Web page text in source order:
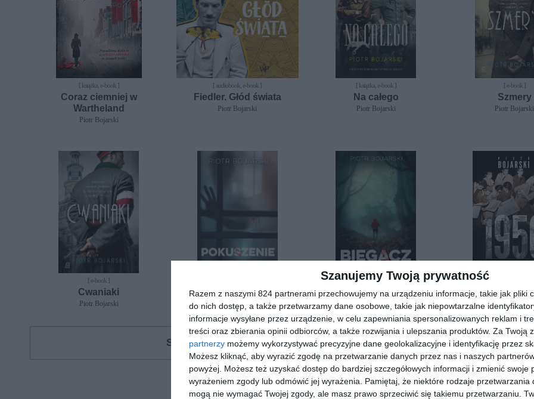
Szanujemy Twoją prywatność
Razem z naszymi 824 partnerami przechowujemy na urządzeniu informacje, takie jak pliki
do nich dostęp, a także przetwarzamy dane osobowe, takie jak niepowtarzalne
informacje wysyłane przez urządzenie, w celu zapewniania spersonalizowanych reklam i
treści oraz zbierania opinii odbiorców, a także rozwijania i ulepszania produktów. Za Twoją
partnerzy możemy wykorzystywać precyzyjne dane geolokalizacyjne i identyfikację przez
Możesz kliknąć, aby wyrazić zgodę na przetwarzanie danych przez nas i naszych
powyżej. Możesz też uzyskać dostęp do bardziej szczegółowych informacji i zmienić swoje
wyrażeniem zgody lub odmówić jej wyrażenia.
Pamiętaj, że niektóre rodzaje przetwarzania
mogą nie wymagać Twojej zgody, ale masz prawo sprzeciwić się takiemu przetwarzaniu.
[ książka, e-book ]
Coraz ciemniej w
Wartheland
Piotr Bojarski
[ audiobook, e-book ]
Fiedler. Głód świata
Piotr Bojarski
[ książka, e-book ]
Na całego
Piotr Bojarski
[ e-book ]
Szmery
Piotr Bojarski
[ e-book ]
Cwaniaki
Piotr Bojarski
Pokuszenie
Piotr Bojarski
[ e-book ]
Biegacz
Piotr Bojarski
1956.
Piotr Bojarski
Szukasz książki, audiobooka?Skorzystaj z wyszukiwarki
REKLAMA